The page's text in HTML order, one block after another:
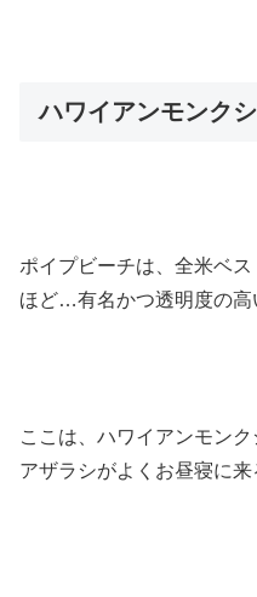
ハワイアンモンク
ポイプビーチは、全米ベ
ほど…有名かつ透明度の高
ここは、ハワイアンモン
アザラシがよくお昼寝に来